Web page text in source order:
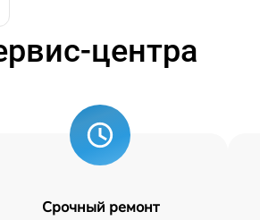
центра
Срочный ремонт